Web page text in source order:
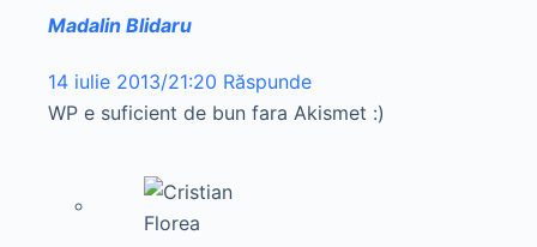
Madalin Blidaru
14 iulie 2013/21:20 Răspunde
WP e suficient de bun fara Akismet :)